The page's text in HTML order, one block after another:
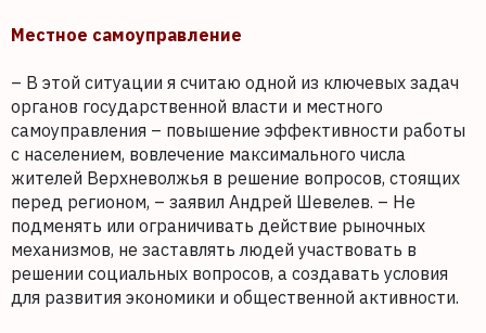
Местное самоуправление
– В этой ситуации я считаю одной из ключевых задач
органов государственной власти и местного
самоуправления – повышение эффективности работы
с населением, вовлечение максимального числа
жителей Верхневолжья в решение вопросов, стоящих
перед регионом, – заявил Андрей Шевелев. – Не
подменять или ограничивать действие рыночных
механизмов, не заставлять людей участвовать в
решении социальных вопросов, а создавать условия
для развития экономики и общественной активности.